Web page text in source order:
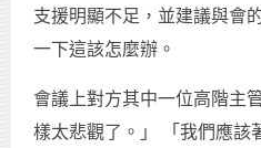
支援明顯不足，並建議與會
一下這該怎麼辦。
會議上對方其中一位高階主
樣太悲觀了。」 「我們應該